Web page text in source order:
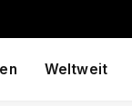
Weltweit